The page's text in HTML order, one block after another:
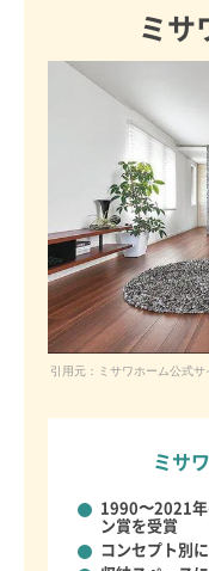
ミサ
引用元：ミサワホーム公式
ミサ
1990〜2021
ン賞を受賞
コンセプト別に